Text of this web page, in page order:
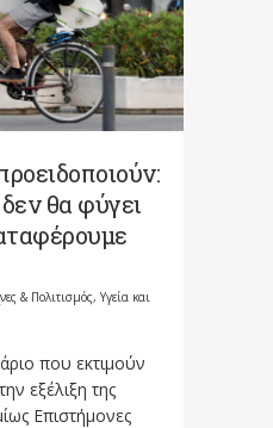
θα φύγει
& Πολιτισμός, Υγεία και
που εκτιμούν
εξέλιξη της
Επιστήμονες